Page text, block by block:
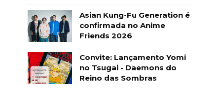
Asian Kung-Fu Generation é
confirmada no Anime
Friends 2026
Convite: Lançamento Yomi
no Tsugai - Daemons do
Reino das Sombras